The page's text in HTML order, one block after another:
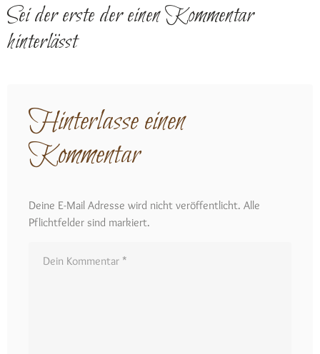
Sei der erste der einen Kommentar
hinterlässt
Hinterlasse einen
Kommentar
Deine E-Mail Adresse wird nicht veröffentlicht. Alle
Pflichtfelder sind markiert.